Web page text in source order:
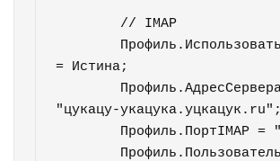
= Истина;
"цукацу-укацука.уцкацук.ru";